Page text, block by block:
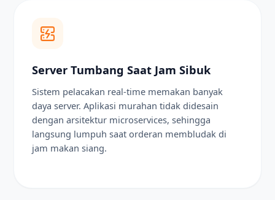
Server Tumbang Saat Jam Sibuk
Sistem pelacakan real-time memakan banyak
daya server. Aplikasi murahan tidak didesain
dengan arsitektur microservices, sehingga
langsung lumpuh saat orderan membludak di
jam makan siang.